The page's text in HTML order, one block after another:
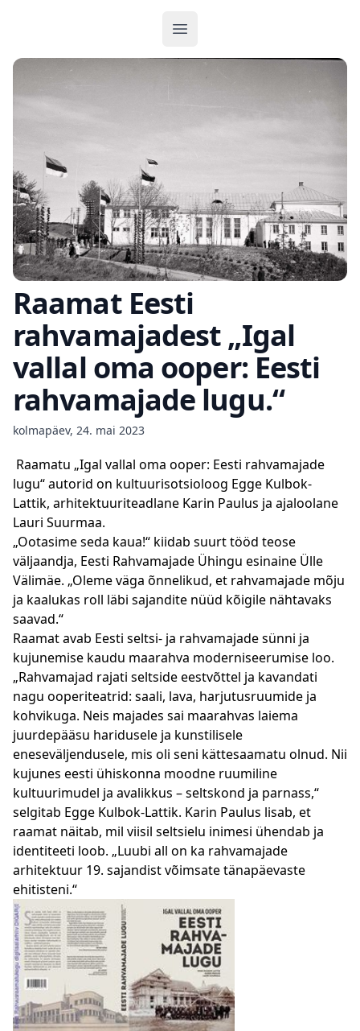
Ava menüü
Raamat Eesti
rahvamajadest „Igal
vallal oma ooper: Eesti
rahvamajade lugu.“
kolmapäev, 24. mai 2023
Raamatu „Igal vallal oma ooper: Eesti rahvamajade
lugu“ autorid on kultuurisotsioloog Egge Kulbok-
Lattik, arhitektuuriteadlane Karin Paulus ja ajaloolane
Lauri Suurmaa.
„Ootasime seda kaua!“ kiidab suurt tööd teose
väljaandja, Eesti Rahvamajade Ühingu esinaine Ülle
Välimäe. „Oleme väga õnnelikud, et rahvamajade mõju
ja kaalukas roll läbi sajandite nüüd kõigile nähtavaks
saavad.“
Raamat avab Eesti seltsi- ja rahvamajade sünni ja
kujunemise kaudu maarahva moderniseerumise loo.
„Rahvamajad rajati seltside eestvõttel ja kavandati
nagu ooperiteatrid: saali, lava, harjutusruumide ja
kohvikuga. Neis majades sai maarahvas laiema
juurdepääsu haridusele ja kunstilisele
eneseväljendusele, mis oli seni kättesaamatu olnud. Nii
kujunes eesti ühiskonna moodne ruumiline
kultuurimudel ja avalikkus – seltskond ja parnass,“
selgitab Egge Kulbok-Lattik. Karin Paulus lisab, et
raamat näitab, mil viisil seltsielu inimesi ühendab ja
identiteeti loob. „Luubi all on ka rahvamajade
arhitektuur 19. sajandist võimsate tänapäevaste
ehitisteni.“